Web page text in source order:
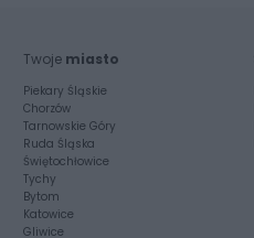
Twoje miasto
Piekary Śląskie
Chorzów
Tarnowskie Góry
Ruda Śląska
Świętochłowice
Tychy
Bytom
Katowice
Gliwice